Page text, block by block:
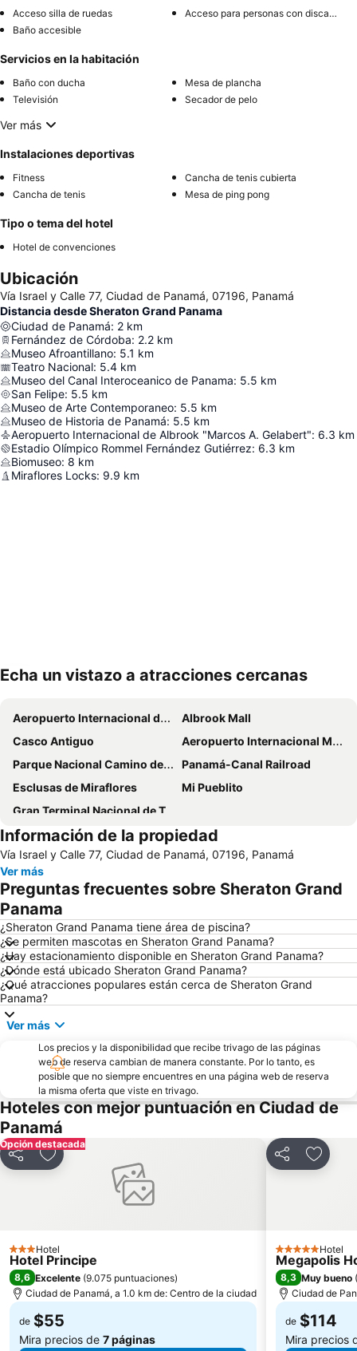
Acceso silla de ruedas
Acceso para personas con discapacidad
Baño accesible
Servicios en la habitación
Baño con ducha
Mesa de plancha
Televisión
Secador de pelo
Ver más
Instalaciones deportivas
Fitness
Cancha de tenis cubierta
Cancha de tenis
Mesa de ping pong
Tipo o tema del hotel
Hotel de convenciones
Ubicación
Vía Israel y Calle 77, Ciudad de Panamá, 07196, Panamá
Distancia desde Sheraton Grand Panama
Ciudad de Panamá: 2 km
Fernández de Córdoba: 2.2 km
Museo Afroantillano: 5.1 km
Teatro Nacional: 5.4 km
Museo del Canal Interoceanico de Panama: 5.5 km
San Felipe: 5.5 km
Museo de Arte Contemporaneo: 5.5 km
Museo de Historia de Panamá: 5.5 km
Aeropuerto Internacional de Albrook "Marcos A. Gelabert": 6.3 km
Estadio Olímpico Rommel Fernández Gutiérrez: 6.3 km
Biomuseo: 8 km
Miraflores Locks: 9.9 km
Echa un vistazo a atracciones cercanas
Aeropuerto Internacional de Tocumen
Albrook Mall
Casco Antiguo
Aeropuerto Internacional Marcos A Gelabert o Albrook
Parque Nacional Camino de Cruces
Panamá-Canal Railroad
Esclusas de Miraflores
Mi Pueblito
Gran Terminal Nacional de Transporte de Albrook
Información de la propiedad
Vía Israel y Calle 77, Ciudad de Panamá, 07196, Panamá
Ver más
Preguntas frecuentes sobre Sheraton Grand
Panama
¿Sheraton Grand Panama tiene área de piscina?
¿Se permiten mascotas en Sheraton Grand Panama?
¿Hay estacionamiento disponible en Sheraton Grand Panama?
¿Dónde está ubicado Sheraton Grand Panama?
¿Qué atracciones populares están cerca de Sheraton Grand
Panama?
Ver más
Los precios y la disponibilidad que recibe trivago de las páginas
web de reserva cambian de manera constante. Por lo tanto, es
posible que no siempre encuentres en una página web de reserva
la misma oferta que viste en trivago.
Hoteles con mejor puntuación en Ciudad de
Panamá
Opción destacada
CompartirAgregar a favoritos
3 Estrellas
Hotel
Hotel Principe
8,6 Excelente (9.075 puntuaciones)
Ciudad de Panamá, a 1.0 km de: Centro de la ciudad
de $55
Mira precios de 7 páginas
Compartir
5 EstrellasHotel
Megapolis
8,3 Muy bueno (
Ciudad de
de $114
Mira precios